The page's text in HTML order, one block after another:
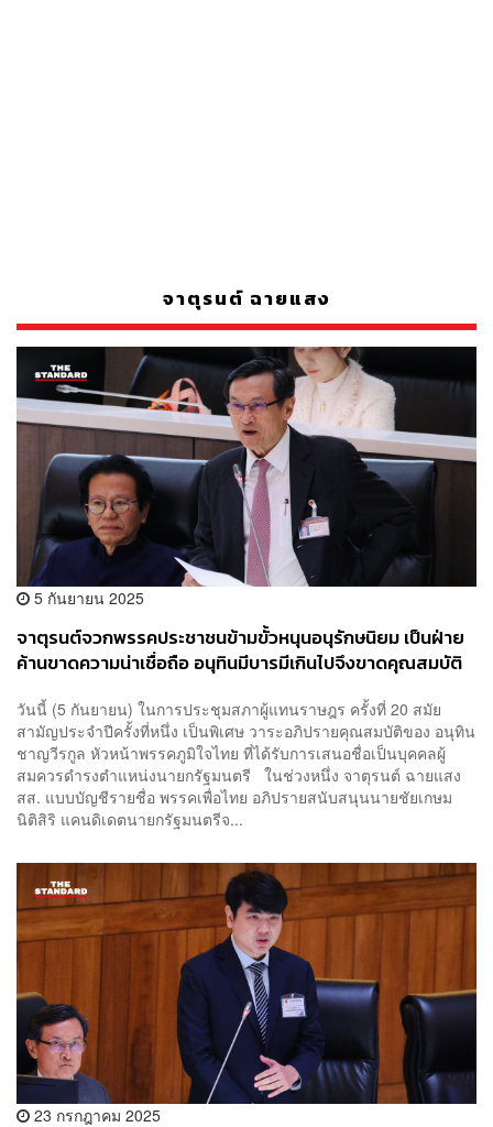
จาตุรนต์ ฉายแสง
5 กันยายน 2025
จาตุรนต์จวกพรรคประชาชนข้ามขั้วหนุนอนุรักษนิยม เป็นฝ่าย
ค้านขาดความน่าเชื่อถือ อนุทินมีบารมีเกินไปจึงขาดคุณสมบัติ
วันนี้ (5 กันยายน) ในการประชุมสภาผู้แทนราษฎร ครั้งที่ 20 สมัย
สามัญประจำปีครั้งที่หนึ่ง เป็นพิเศษ วาระอภิปรายคุณสมบัติของ อนุทิน
ชาญวีรกูล หัวหน้าพรรคภูมิใจไทย ที่ได้รับการเสนอชื่อเป็นบุคคลผู้
สมควรดำรงตำแหน่งนายกรัฐมนตรี ในช่วงหนึ่ง จาตุรนต์ ฉายแสง
สส. แบบบัญชีรายชื่อ พรรคเพื่อไทย อภิปรายสนับสนุนนายชัยเกษม
นิติสิริ แคนดิเดตนายกรัฐมนตรีจ...
23 กรกฎาคม 2025